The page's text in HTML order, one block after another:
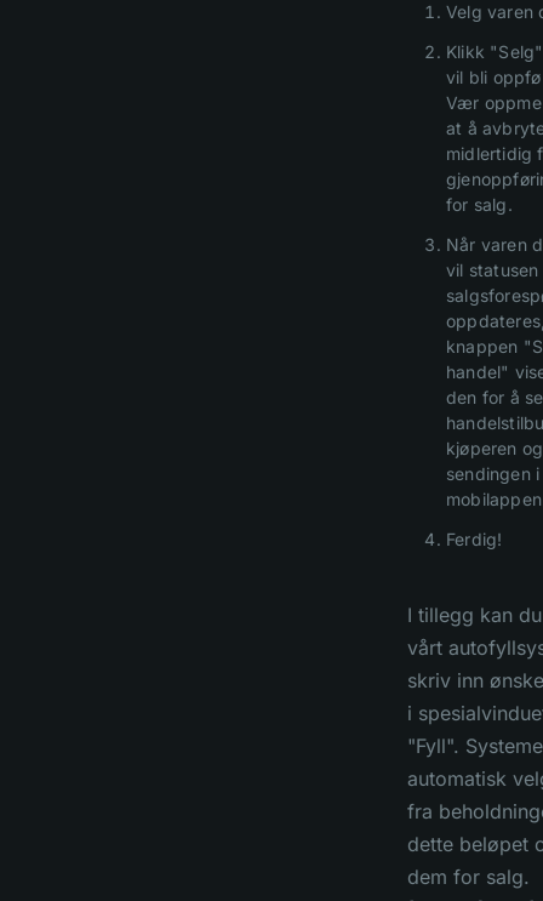
Velg varen
Klikk
vil bli
Vær
at å
midlertidig
for salg.
Når varen
vil statusen
knappen
handel"
den for å
kjøperen
sendingen
Ferdig!
I tillegg kan
vårt
skriv inn
i
"Fyll".
automatisk
fra
dette beløpet
dem for salg.